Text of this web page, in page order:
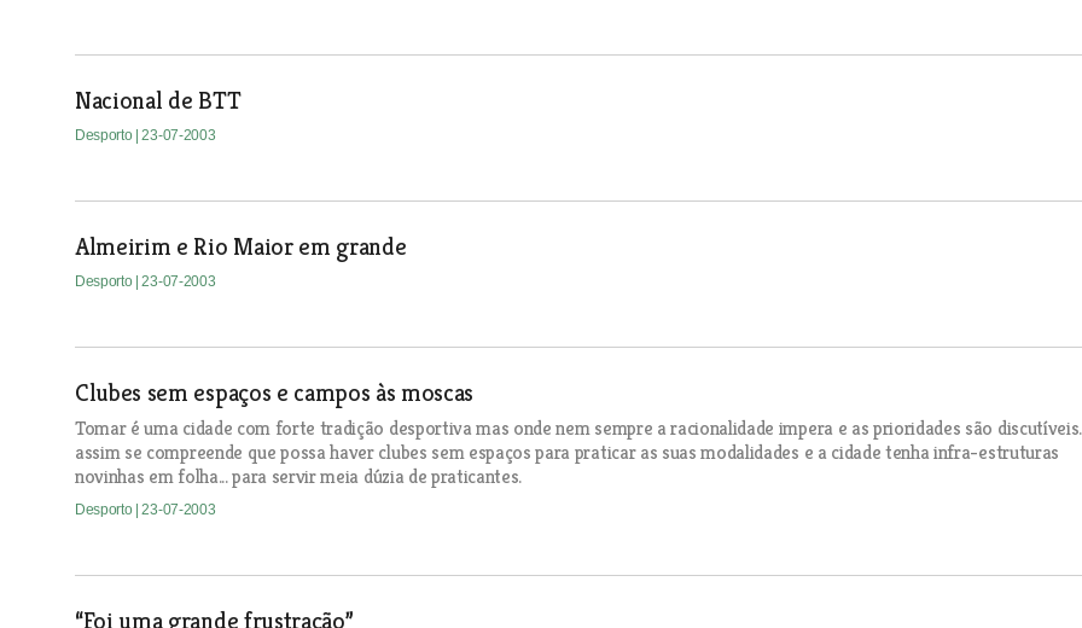
Nacional de BTT
Desporto | 23-07-2003
Almeirim e Rio Maior em grande
Desporto | 23-07-2003
Clubes sem espaços e campos às moscas
Tomar é uma cidade com forte tradição desportiva mas onde nem sempre a racionalidade impera e as prioridades são
assim se compreende que possa haver clubes sem espaços para praticar as suas modalidades e a cidade tenha infra-estruturas
novinhas em folha... para servir meia dúzia de praticantes.
Desporto | 23-07-2003
“Foi uma grande frustração”